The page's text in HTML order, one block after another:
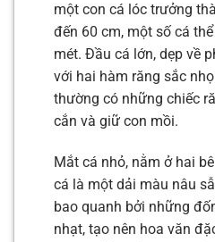
một con cá lóc trưởng
đến 60 cm, một số cá
mét. Đầu cá lớn, dẹp về
với hai hàm răng sắc
thường có những chiếc
cắn và giữ con mồi.
Mắt cá nhỏ, nằm ở hai
cá là một dải màu nâu
bao quanh bởi những
nhạt, tạo nên hoa văn